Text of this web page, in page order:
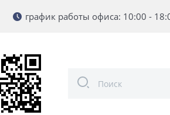
график работы офиса: 10:00 -